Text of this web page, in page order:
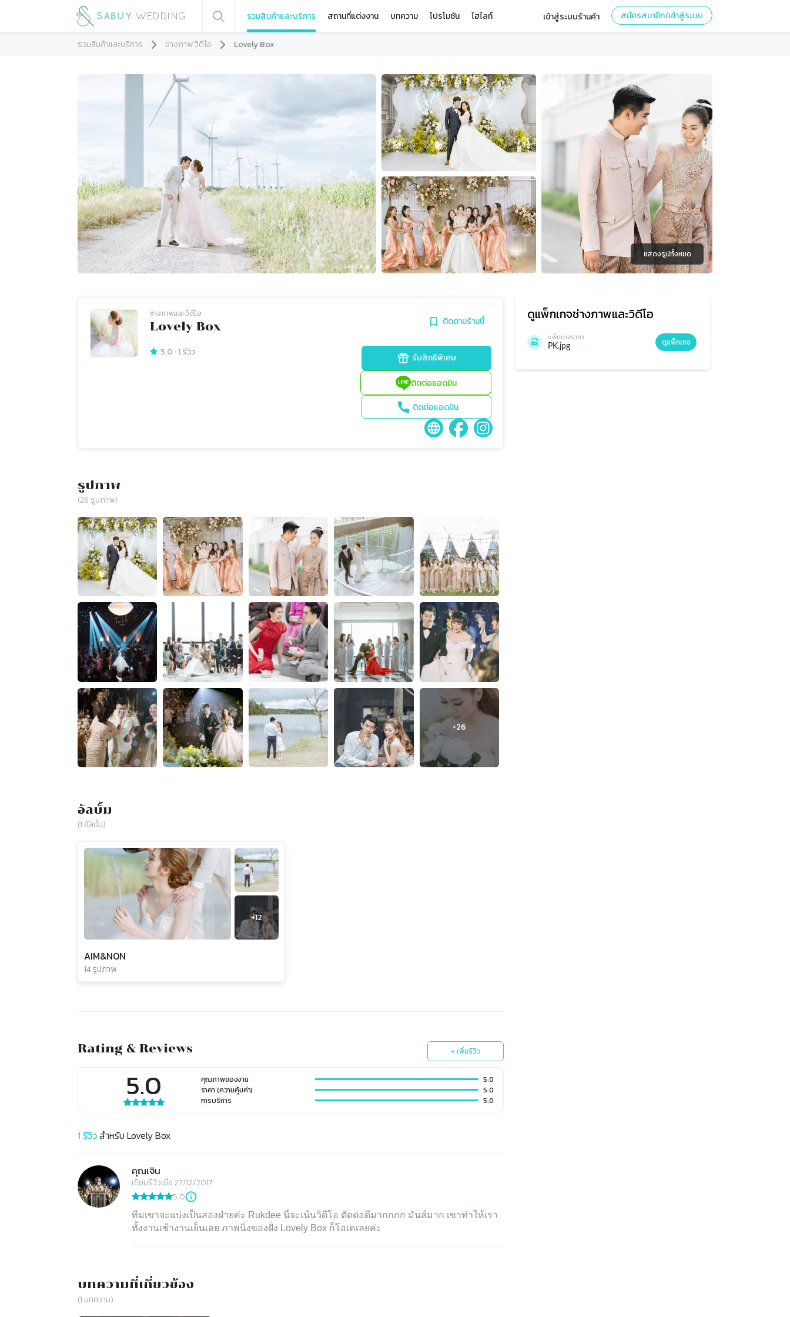
รวมสินค้าและบริการ สถานที่แต่งงาน บทความ โปรโมชัน ไฮไลท์ เข้าสู่ระบบร้านค้า สมัครสมาชิก/เข้าสู่ระบบ
รวมสินค้าและบริการ ช่างภาพ วิดีโอ Lovely Box
แสดงรูปทั้งหมด
ช่างภาพและวิดีโอ
Lovely Box ติดตามร้านนี้
5.0 ·1รีวิว รับสิทธิพิเศษ
ติดต่อแอดมิน
ติดต่อแอดมิน
รูปภาพ
(26 รูปภาพ)
อัลบั้ม
(1 อัลบั้ม)
+12
AIM&NON
14 รูปภาพ
Rating & Reviews + เพิ่มรีวิว
5.0 คุณภาพของงาน
5.0
ราคา (ความคุ้มค่า)
5.0
การบริการ
5.0
1 รีวิวสำหรับ Lovely Box
คุณเจิน
เขียนรีวิวเมื่อ 27/12/2017
5.0
ทีมเขาจะแบ่งเป็นสองฝ่ายค่ะ Rukdee นี่จะเน้นวิดีโอ ตัดต่อดีมากกกก มันส์มาก เขาทำให้เรา
ทั้งงานเช้างานเย็นเลย ภาพนิ่งของฝั่ง Lovely Box ก็โอเคเลยค่ะ
บทความที่เกี่ยวข้อง
(1 บทความ)
ดูแพ็กเกจช่างภาพและวิดีโอ
แพ็กเกจราคา
PK.jpg ดูแพ็กเกจ